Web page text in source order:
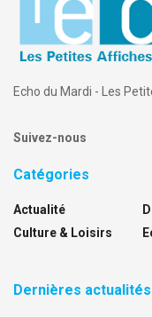
Echo du Mardi - Les
Suivez-nous
Catégories
Actualité
Culture & Loisirs
Dernières actualités